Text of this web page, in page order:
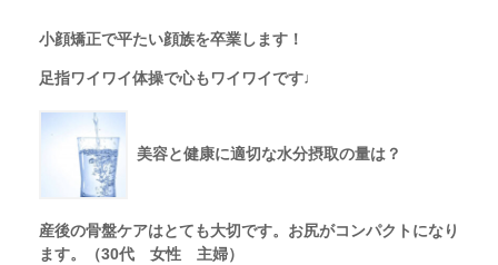
小顔矯正で平たい顔族を卒業します！
足指ワイワイ体操で心もワイワイです♩
美容と健康に適切な水分摂取の量は？
産後の骨盤ケアはとても大切です。お尻がコンパクトになり
ます。（30代 女性 主婦）